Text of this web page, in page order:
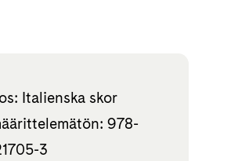
Italienska skor
978-
3